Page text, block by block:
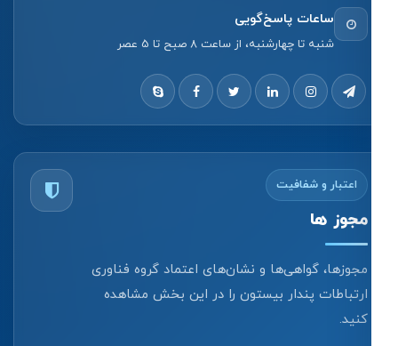
ساعات پاسخ‌گویی
شنبه تا چهارشنبه، از ساعت 8 صبح تا 5 عصر
اعتبار و شفافیت
مجوز ها
مجوزها، گواهی‌ها و نشان‌های اعتماد گروه فناوری
ارتباطات پندار بیستون را در این بخش مشاهده
کنید.